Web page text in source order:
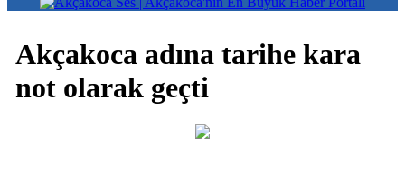
Akçakoca adına tarihe kara
not olarak geçti